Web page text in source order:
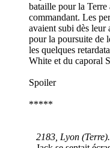
bataille pour la
commandant. Les
avaient subi dès leur
pour la poursuite de
les quelques
White et du caporal
Spoiler
*****
2183, Lyon (Terre).